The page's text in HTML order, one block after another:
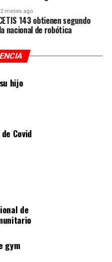
si no se
cuenta con la capacidad
nacional, por lo
de este
a revisar el origen
y dar preferencia al
que ofrece mayor
la economía de
actividad avícola.
Veracruz y Puebla
con más de 350
una importante
económico para
entidades.
2 meses ago
143 obtienen segundo
nacional de robótica
hijo
Covid
de
gym